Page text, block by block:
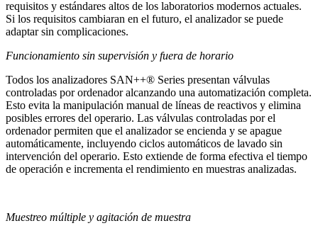
requisitos y estándares altos de los laboratorios modernos actuales.
Si los requisitos cambiaran en el futuro, el analizador se puede
adaptar sin complicaciones.
Funcionamiento sin supervisión y fuera de horario
Todos los analizadores SAN++® Series presentan válvulas
controladas por ordenador alcanzando una automatización completa.
Esto evita la manipulación manual de líneas de reactivos y elimina
posibles errores del operario. Las válvulas controladas por el
ordenador permiten que el analizador se encienda y se apague
automáticamente, incluyendo ciclos automáticos de lavado sin
intervención del operario. Esto extiende de forma efectiva el tiempo
de operación e incrementa el rendimiento en muestras analizadas.
Muestreo múltiple y agitación de muestra